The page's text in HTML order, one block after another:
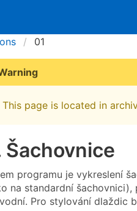
01
This page is located in
Šachovnice
programu je vykreslení
na standardní
Pro stylování dlaždic